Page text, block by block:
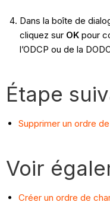
Dans la boîte de
cliquez sur OKpour
l’ODCP ou de la
Étape
Supprimer un ordre
Voir
Créer un ordre de